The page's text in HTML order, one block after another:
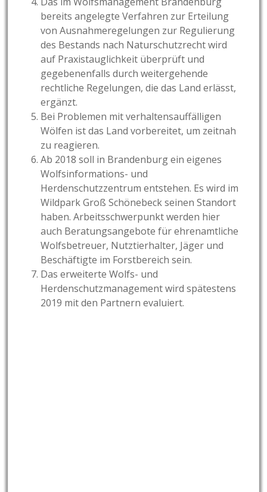
bereits angelegte Verfahren zur Erteilung
von Ausnahmeregelungen zur Regulierung
des Bestands nach Naturschutzrecht wird
auf Praxistauglichkeit überprüft und
gegebenenfalls durch weitergehende
rechtliche Regelungen, die das Land erlässt,
ergänzt.
Bei Problemen mit verhaltensauffälligen
Wölfen ist das Land vorbereitet, um zeitnah
zu reagieren.
Ab 2018 soll in Brandenburg ein eigenes
Wolfsinformations- und
Herdenschutzzentrum entstehen. Es wird im
Wildpark Groß Schönebeck seinen Standort
haben. Arbeitsschwerpunkt werden hier
auch Beratungsangebote für ehrenamtliche
Wolfsbetreuer, Nutztierhalter, Jäger und
Beschäftigte im Forstbereich sein.
Das erweiterte Wolfs- und
Herdenschutzmanagement wird spätestens
2019 mit den Partnern evaluiert.